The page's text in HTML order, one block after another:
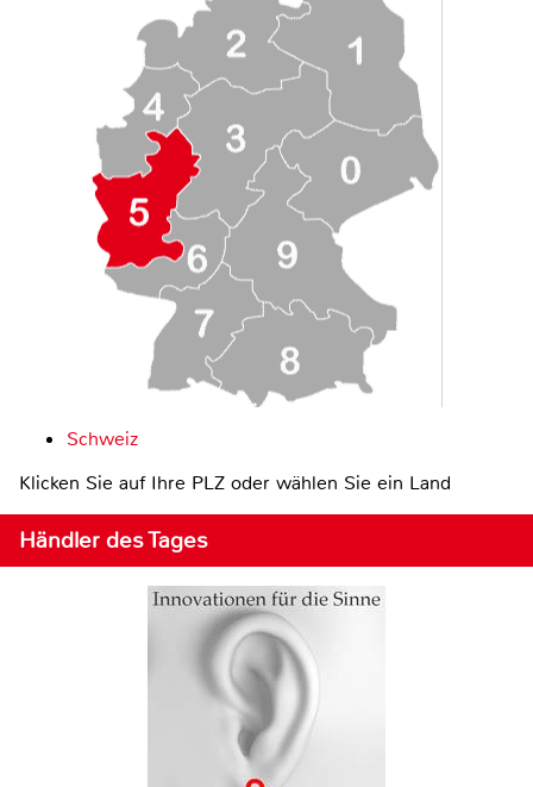
Schweiz
Klicken Sie auf Ihre PLZ oder wählen Sie ein Land
Händler des Tages